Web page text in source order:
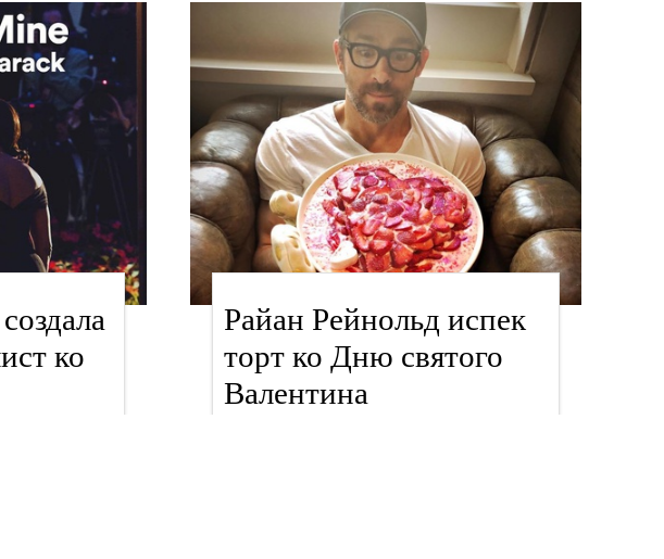
ко
Райан Рейнольд испек
торт ко Дню святого
Валентина